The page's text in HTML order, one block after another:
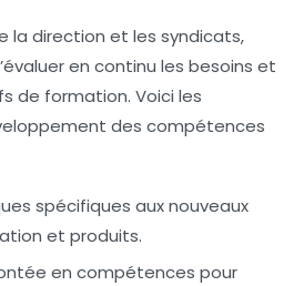
la direction et les syndicats,
en continu les besoins et
de formation. Voici les
des compétences
spécifiques aux nouveaux
et produits.
en compétences pour